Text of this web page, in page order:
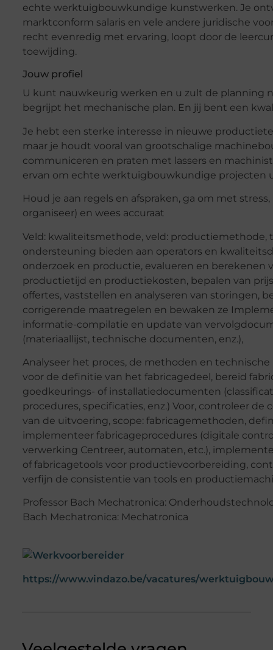
echte werktuigbouwkundige kunstwerken. Je
marktconform salaris en vele andere juridische
recht evenredig met ervaring, loopt door de
toewijding.
Jouw profiel
U kunt nauwkeurig werken en u zult de planning
begrijpt het mechanische plan. En jij bent een
Je hebt een sterke interesse in nieuwe
maar je houdt vooral van grootschalige
communiceren en praten met lassers en
ervan om echte werktuigbouwkundige projecten
Houd je aan regels en afspraken, ga om met stress,
organiseer) en wees accuraat
Veld: kwaliteitsmethode, veld: productiemethode,
ondersteuning bieden aan operators en
onderzoek en productie, evalueren en berekenen
productietijd en productiekosten, bepalen van
offertes, vaststellen en analyseren van storingen,
corrigerende maatregelen en bewaken ze
informatie-compilatie en update van
(materiaallijst, technische documenten, enz.),
Analyseer het proces, de methoden en technische
voor de definitie van het fabricagedeel, bereid
goedkeurings- of installatiedocumenten
procedures, specificaties, enz.) Voor, controleer de
van de uitvoering, scope: fabricagemethoden,
implementeer fabricageprocedures (digitale
verwerking Centreer, automaten, etc.),
of fabricagetools voor productievoorbereiding,
verfijn de consistentie van tools en
Professor Bach Mechatronica:
Bach Mechatronica: Mechatronica
https://www.vindazo.be/vacatures/